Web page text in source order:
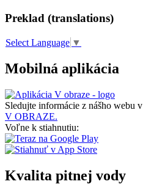
Preklad (translations)
Select Language ▼
Mobilná aplikácia
Sledujte informácie z nášho webu v
V OBRAZE.
Voľne k stiahnutiu:
Kvalita pitnej vody